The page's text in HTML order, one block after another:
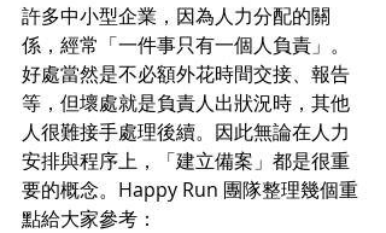
許多中小型企業，因為人力分配的關
係，經常「一件事只有一個人負責」。
好處當然是不必額外花時間交接、報告
等，但壞處就是負責人出狀況時，其他
人很難接手處理後續。因此無論在人力
安排與程序上，「建立備案」都是很重
要的概念。Happy Run 團隊整理幾個重
點給大家參考：